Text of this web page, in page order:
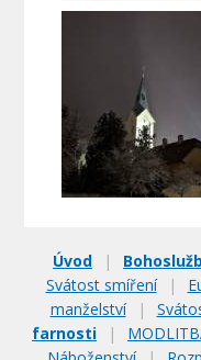
Úvod |
Svátost smíření
|
manželství
|
farnosti
|